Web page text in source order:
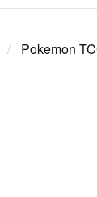
Pokemon